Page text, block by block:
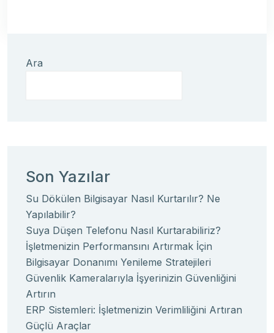
Ara
Son Yazılar
Su Dökülen Bilgisayar Nasıl Kurtarılır? Ne
Yapılabilir?
Suya Düşen Telefonu Nasıl Kurtarabiliriz?
İşletmenizin Performansını Artırmak İçin
Bilgisayar Donanımı Yenileme Stratejileri
Güvenlik Kameralarıyla İşyerinizin Güvenliğini
Artırın
ERP Sistemleri: İşletmenizin Verimliliğini Artıran
Güçlü Araçlar